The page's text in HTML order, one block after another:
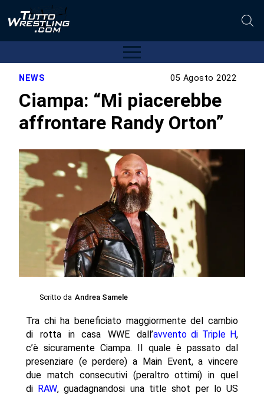
NEWS 05 Agosto 2022
Ciampa: “Mi piacerebbe
affrontare Randy Orton”
Scritto da Andrea Samele
Tra chi ha beneficiato maggiormente del cambio
di rotta in casa WWE dall’avvento di Triple H,
c’è sicuramente Ciampa. Il quale è passato dal
presenziare (e perdere) a Main Event, a vincere
due match consecutivi (peraltro ottimi) in quel
di RAW, guadagnandosi una title shot per lo US